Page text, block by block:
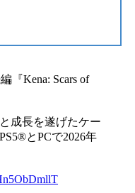
『Kena: Scars of
成長を遂げたケー
とPCで2026年